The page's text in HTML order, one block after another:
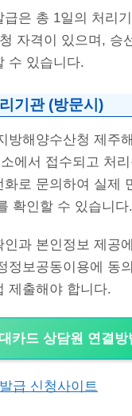
급은 총 1일의 처리
자격이 있으며, 승
수 있습니다.
기관 (방문시)
방해양수산청 제주
에서 접수되고 처
화로 문의하여 실제
확인할 수 있습니다.
인과 본인정보 제공
정보공동이용에 동
제출해야 합니다.
카드 상담원 연결방
급 신청사이트